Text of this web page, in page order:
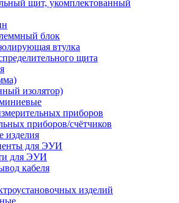
щит, укомплектованный
блок
втулка
щита
изолятор)
приборов
приборов/счётчиков
изделия
для ЭУИ
для ЭУИ
кабеля
изделий